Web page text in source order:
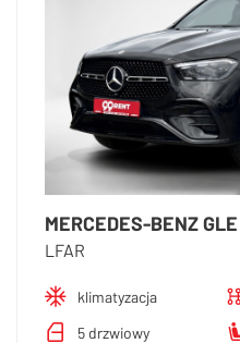
MERCEDES-BENZ GLE
LFAR
klimatyzacja
5 drzwiowy